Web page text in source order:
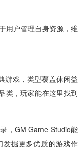
用户管理自身资源，维
游戏，类型覆盖休闲益
类，玩家能在这里找到
，GM Game Studio能
掘更多优质的游戏作